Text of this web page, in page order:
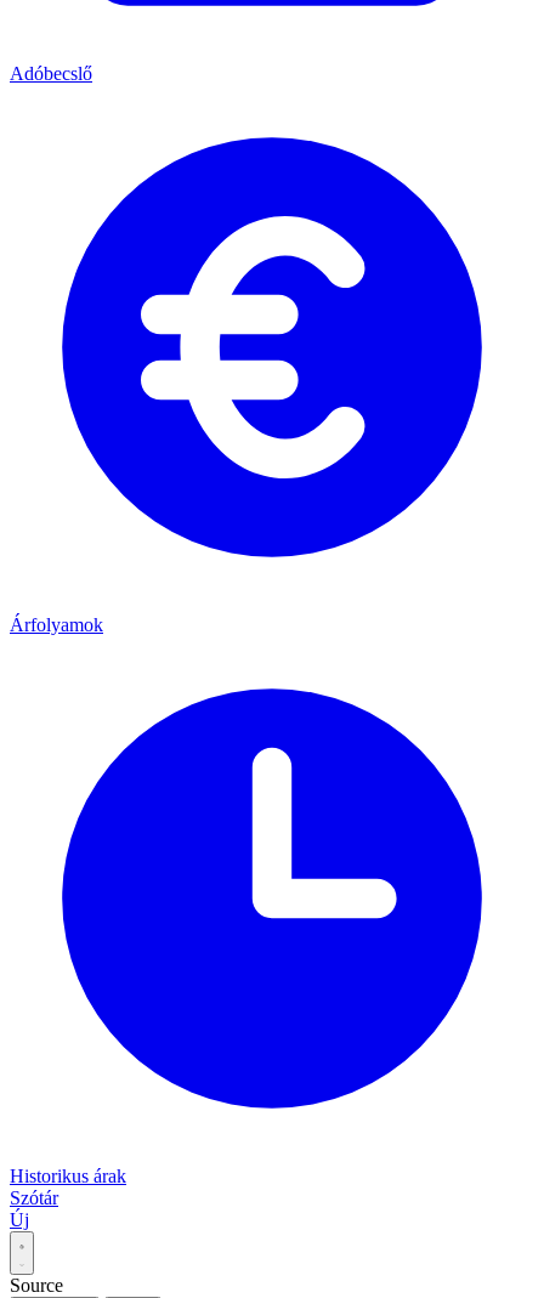
Adóbecslő
Árfolyamok
Historikus árak
Szótár
Új
Source